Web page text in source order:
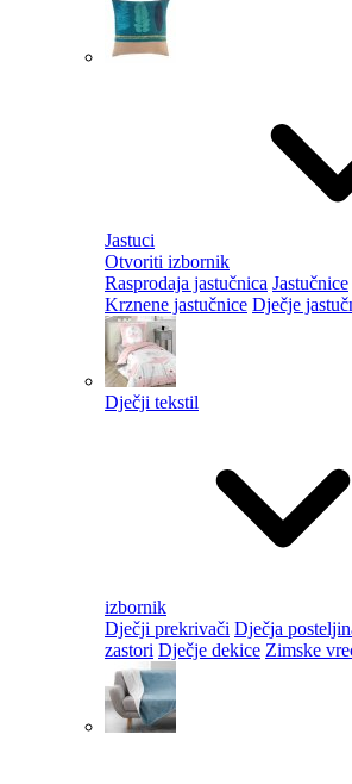
Jastuci
Otvoriti izbornik
Rasprodaja jastučnica Jastučnice
Krznene jastučnice Dječje
Dječji tekstil
izbornik
Dječji prekrivači Dječja
zastori Dječje dekice Zimske